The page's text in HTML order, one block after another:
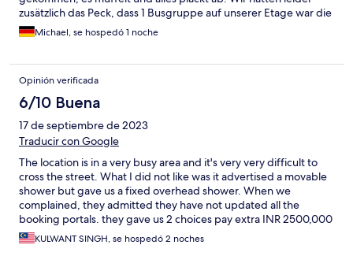
zusätzlich das Peck, dass 1 Busgruppe auf unserer Etage war die
bis tief in die Nacht "Party" gemacht hat und ab 7 Uhr war das
Reinigungspersonal dann so laut, dass an Schlafen nicht mehr zu
Michael, se hospedó 1 noche
Opinión verificada
6/10 Buena
17 de septiembre de 2023
Traducir con Google
The location is in a very busy area and it's very very difficult to
cross the street. What I did not like was it advertised a movable
shower but gave us a fixed overhead shower. When we
complained, they admitted they have not updated all the
booking portals. they gave us 2 choices pay extra INR 2500,000
a day (reduced to INR 100,000) after our protest or cancel
booking
KULWANT SINGH, se hospedó 2 noches